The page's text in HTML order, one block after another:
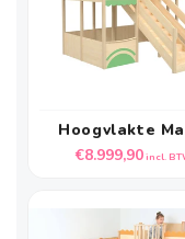
Hoogvlakte
€8.999,90incl.